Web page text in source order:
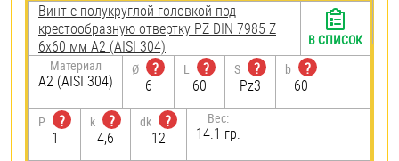
Винт с полукруглой головкой под
крестообразную отвертку PZ DIN 7985 Z
6х60 мм А2 (AISI 304)
Материал
А2 (AISI 304)
Ø
?
6
L
?
60
S
?
Pz3
b
?
60
P
?
1
k
?
4,6
dk
?
12
Вес:
14.1 гр.
В СПИСОК